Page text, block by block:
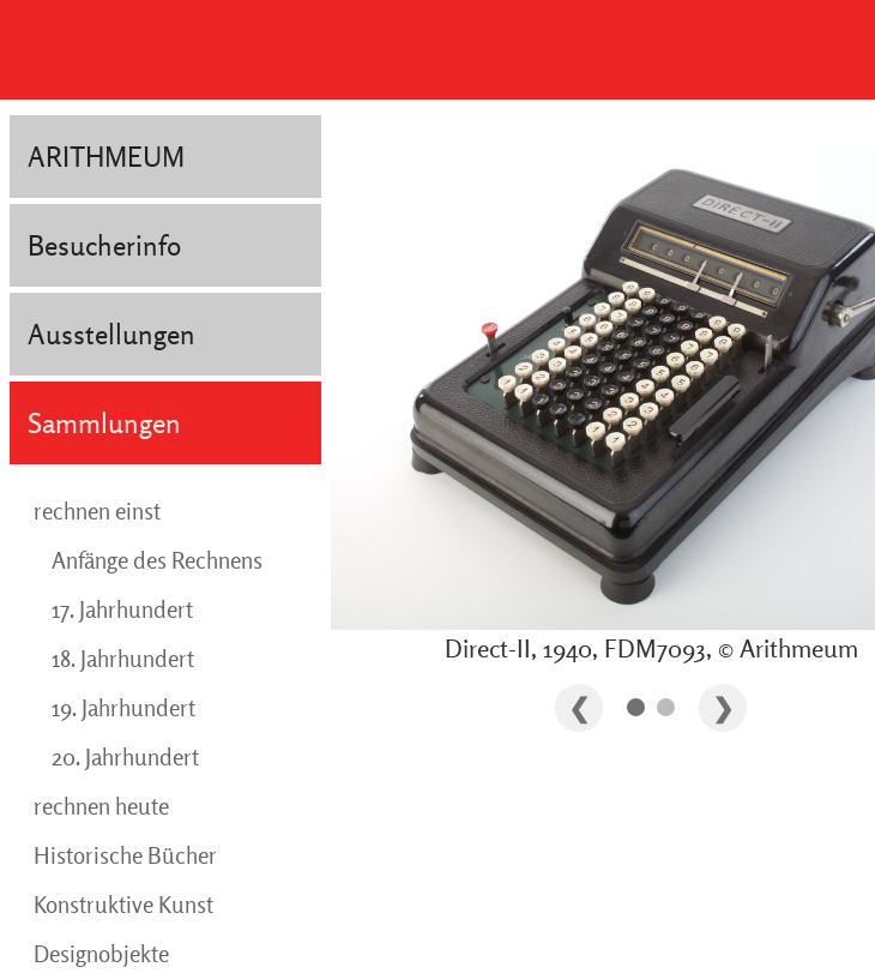
ARITHMEUM
Besucherinfo
Ausstellungen
Sammlungen
rechnen einst
Anfänge des Rechnens
17. Jahrhundert
18. Jahrhundert
19. Jahrhundert
20. Jahrhundert
rechnen heute
Historische Bücher
Konstruktive Kunst
Designobjekte
Direct-II, 1940, FDM7093, © Arithmeum